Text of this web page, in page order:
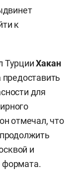
к
ТурцииХакан
предоставить
для
отмечал, что
и
формата.